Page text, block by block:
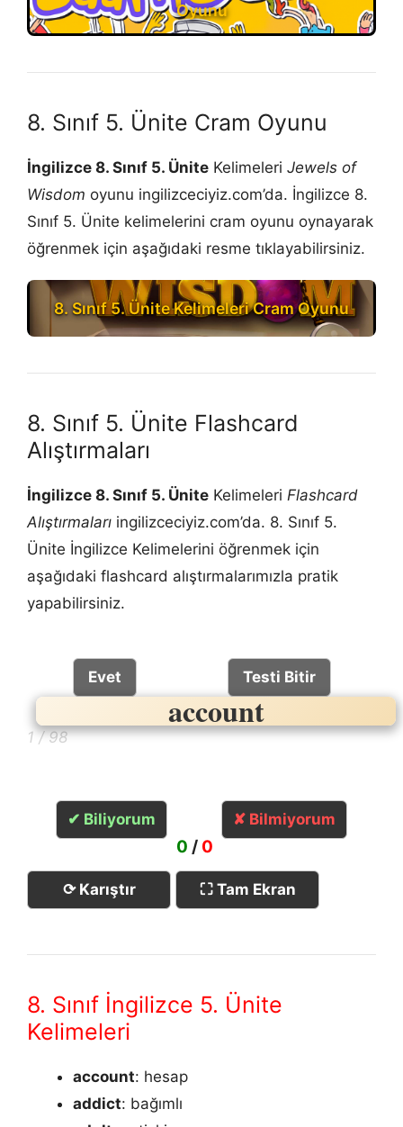
Oyunu
8. Sınıf 5. Ünite Cram Oyunu
İngilizce 8. Sınıf 5. Ünite Kelimeleri Jewels of
Wisdom oyunu ingilizceciyiz.com’da. İngilizce 8.
Sınıf 5. Ünite kelimelerini cram oyunu oynayarak
öğrenmek için aşağıdaki resme tıklayabilirsiniz.
8. Sınıf 5. Ünite Kelimeleri Cram Oyunu
8. Sınıf 5. Ünite Flashcard
Alıştırmaları
İngilizce 8. Sınıf 5. Ünite Kelimeleri Flashcard
Alıştırmaları ingilizceciyiz.com’da. 8. Sınıf 5.
Ünite İngilizce Kelimelerini öğrenmek için
aşağıdaki flashcard alıştırmalarımızla pratik
yapabilirsiniz.
Evet Testi Bitir
account
hesap
1 / 98
✔ Biliyorum
0 / 0
✘ Bilmiyorum
⟳ Karıştır ⛶ Tam Ekran
8. Sınıf İngilizce 5. Ünite
Kelimeleri
account: hesap
addict: bağımlı